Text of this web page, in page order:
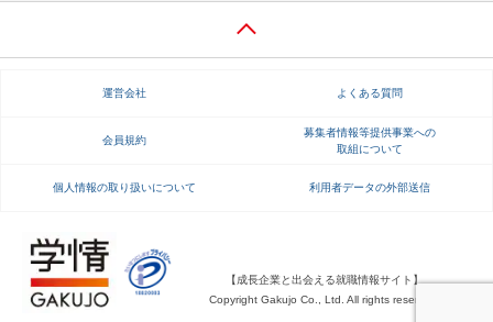
運営会社 よくある質問
会員規約
募集者情報等提供事業への
取組について
個人情報の取り扱いについて 利用者データの外部送信
【成長企業と出会える就職情報サイト】
Copyright Gakujo Co., Ltd. All rights reserved.